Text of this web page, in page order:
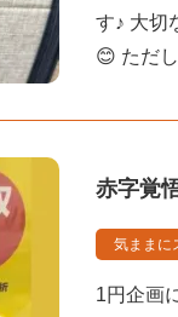
す♪ 大切
😊 ただ
赤字覚
気ままに
1円企画